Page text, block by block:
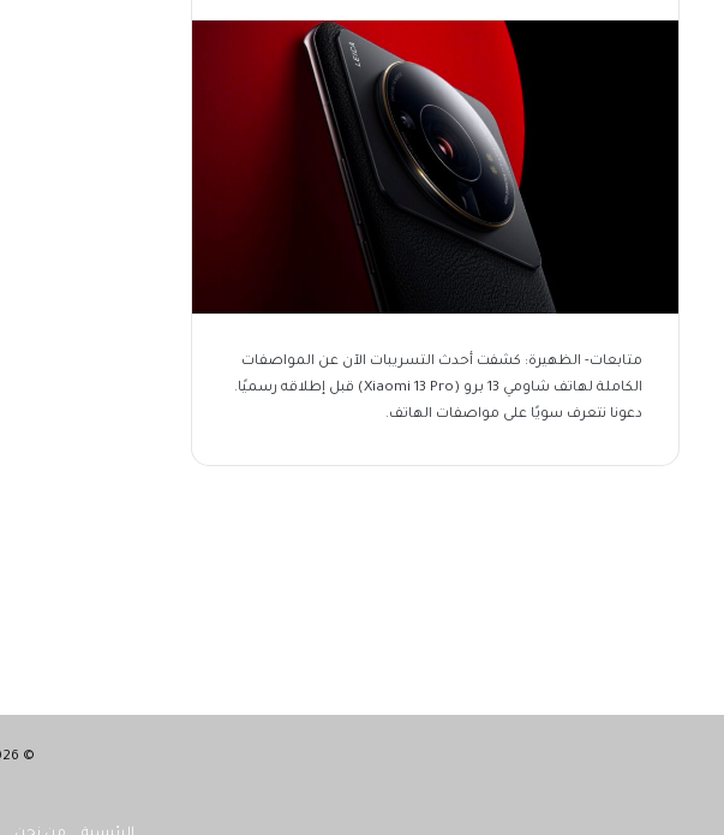
متابعات- الظهيرة: كشفت أحدث التسريبات الآن عن المواصفات
الكاملة لهاتف شاومي 13 برو (Xiaomi 13 Pro) قبل إطلاقه رسميًا.
دعونا نتعرف سويًا على مواصفات الهاتف.
© 2026 صحيفة الظهيرة |